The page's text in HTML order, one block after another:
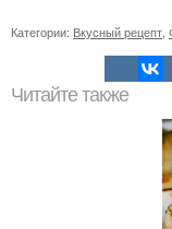
Категории: Вкусный рецепт
Читайте также